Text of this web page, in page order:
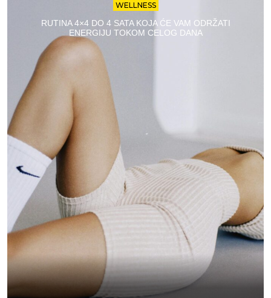
WELLNESS
RUTINA 4×4 DO 4 SATA KOJA ĆE VAM ODRŽATI
ENERGIJU TOKOM CELOG DANA